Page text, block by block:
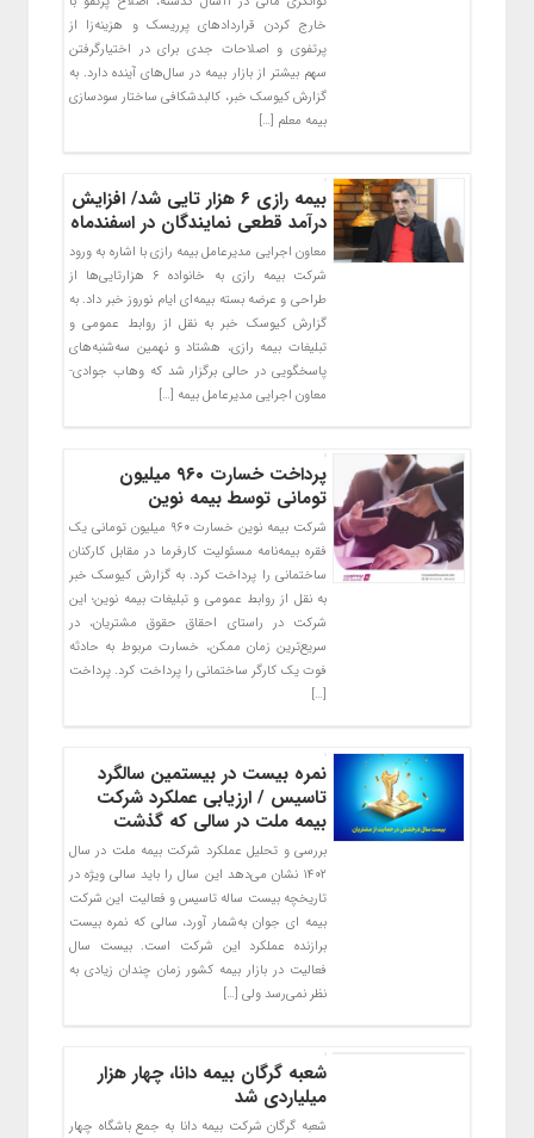
خارج کردن قراردادهای پرریسک و هزینه‌زا از
پرتفوی و اصلاحات جدی برای در اختیارگرفتن
سهم بیشتر از بازار بیمه در سال‌های آینده دارد. به
گزارش کیوسک خبر، کالبدشکافی ساختار سودسازی
بیمه معلم […]
بیمه رازی ۶ هزار تایی شد/ افزایش
درآمد قطعی نمایندگان در اسفندماه
معاون اجرایی مدیرعامل بیمه رازی با اشاره به ورود
شرکت بیمه رازی به خانواده ۶ هزارتایی‌ها از
طراحی و عرضه بسته بیمه‌ای ایام نوروز خبر داد. به
گزارش کیوسک خبر به نقل از روابط عمومی و
تبلیغات بیمه رازی، هشتاد و نهمین سه‌شنبه‌های
پاسخگویی در حالی برگزار شد که وهاب جوادی-
معاون اجرایی مدیرعامل بیمه […]
پرداخت خسارت ۹۶۰ میلیون
تومانی توسط بیمه نوین
شرکت بیمه نوین خسارت ۹۶۰ میلیون تومانی یک
فقره بیمه‌نامه مسئولیت کارفرما در مقابل کارکنان
ساختمانی را پرداخت کرد. به گزارش کیوسک خبر
به نقل از روابط عمومی و تبلیغات بیمه نوین؛ این
شرکت در راستای احقاق حقوق مشتریان، در
سریع‌ترین زمان ممکن، خسارت مربوط به حادثه
فوت یک کارگر ساختمانی را پرداخت کرد. پرداخت
[…]
نمره بیست در بیستمین سالگرد
تاسیس / ارزیابی عملکرد شرکت
بیمه ملت در سالی که گذشت
بررسی و تحلیل عملکرد شرکت بیمه ملت در سال
۱۴۰۲ نشان می‌دهد این سال را باید سالی ویژه در
تاریخچه بیست ساله تاسیس و فعالیت این شرکت
بیمه ای جوان به‌شمار آورد، سالی که نمره بیست
برازنده عملکرد این شرکت است. بیست سال
فعالیت در بازار بیمه کشور زمان چندان زیادی به
نظر نمی‌رسد ولی […]
شعبه گرگان بیمه دانا، چهار هزار
میلیاردی شد
شعبه گرگان شرکت بیمه دانا به جمع باشگاه چهار